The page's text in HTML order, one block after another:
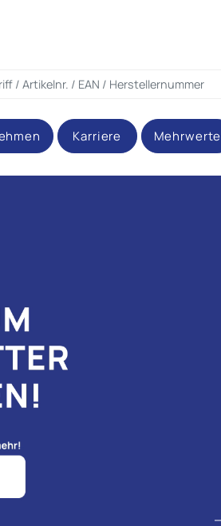
Karriere Mehrwerte